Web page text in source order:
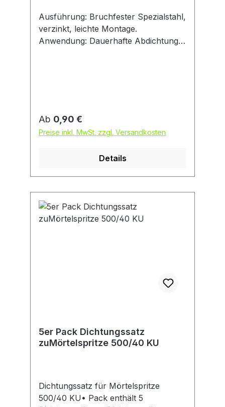
Ausführung: Bruchfester Spezialstahl,
verzinkt, leichte Montage.
Anwendung: Dauerhafte Abdichtung
Regulärer Preis:
Ab 0,90 €
Preise inkl. MwSt. zzgl. Versandkosten
Details
5er Pack Dichtungssatz
zuMörtelspritze 500/40 KU
Dichtungssatz für Mörtelspritze
500/40 KU• Pack enthält 5